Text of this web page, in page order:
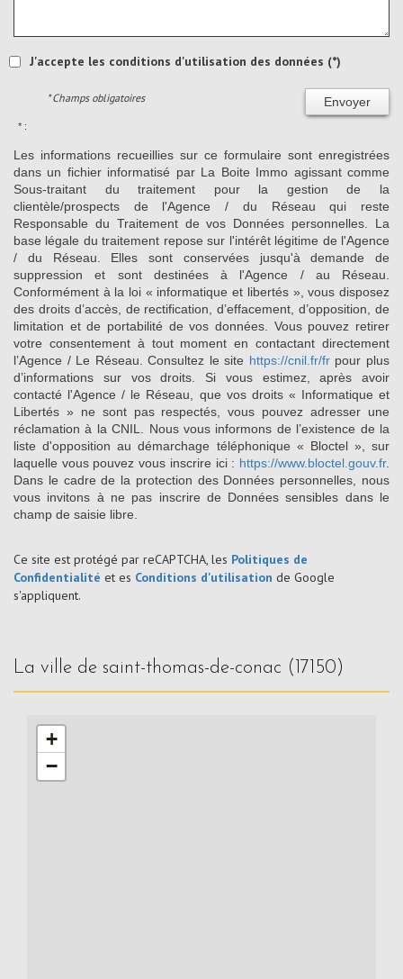
J'accepte les conditions d'utilisation des données (*)
Envoyer
* Champs obligatoires
* :
Les informations recueillies sur ce formulaire sont enregistrées
dans un fichier informatisé par La Boite Immo agissant comme
Sous-traitant du traitement pour la gestion de la
clientèle/prospects de l'Agence / du Réseau qui reste
Responsable du Traitement de vos Données personnelles. La
base légale du traitement repose sur l'intérêt légitime de l'Agence
/ du Réseau. Elles sont conservées jusqu'à demande de
suppression et sont destinées à l'Agence / au Réseau.
Conformément à la loi « informatique et libertés », vous disposez
des droits d’accès, de rectification, d’effacement, d’opposition, de
limitation et de portabilité de vos données. Vous pouvez retirer
votre consentement à tout moment en contactant directement
l’Agence / Le Réseau. Consultez le site https://cnil.fr/frpour plus
d’informations sur vos droits. Si vous estimez, après avoir
contacté l'Agence / le Réseau, que vos droits « Informatique et
Libertés » ne sont pas respectés, vous pouvez adresser une
réclamation à la CNIL. Nous vous informons de l’existence de la
liste d'opposition au démarchage téléphonique « Bloctel », sur
laquelle vous pouvez vous inscrire ici : https://www.bloctel.gouv.fr.
Dans le cadre de la protection des Données personnelles, nous
vous invitons à ne pas inscrire de Données sensibles dans le
champ de saisie libre.
Ce site est protégé par reCAPTCHA, les Politiques de
Confidentialité et es Conditions d'utilisation de Google
s'appliquent.
la ville de saint-thomas-de-conac (17150)
+
−